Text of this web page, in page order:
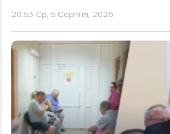
20:53 Ср, 5 Серпня, 2026